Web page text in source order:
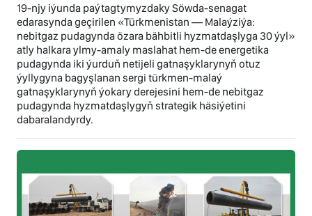
19-njy iýunda paýtagtymyzdaky Söwda-senagat
edarasynda geçirilen «Türkmenistan — Malaýziýa:
nebitgaz pudagynda özara bähbitli hyzmatdaşlyga 30 ýyl»
atly halkara ylmy-amaly maslahat hem-de energetika
pudagynda iki ýurduň netijeli gatnaşyklarynyň otuz
ýyllygyna bagyşlanan sergi türkmen-malaý
gatnaşyklarynyň ýokary derejesini hem-de nebitgaz
pudagynda hyzmatdaşlygyň strategik häsiýetini
dabaralandyrdy.